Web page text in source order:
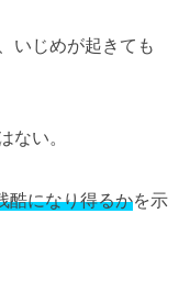
いじめが起きても
ない。
酷になり得るかを示